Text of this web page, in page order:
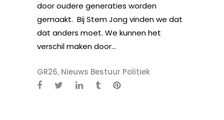
door oudere generaties worden
gemaakt. Bij Stem Jong vinden we dat
dat anders moet. We kunnen het
verschil maken door...
GR26, Nieuws Bestuur Politiek